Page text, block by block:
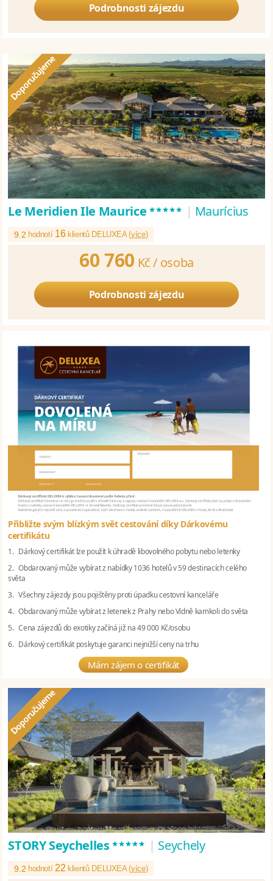
Podrobnosti zájezdu
Le Meridien Ile Maurice***** | Maurícius
9.2 hodnotí 16klientů DELUXEA (více)
60 760 Kč / osoba
Podrobnosti zájezdu
Přibližte svým blízkým svět cestování díky Dárkovému
certifikátu
1. Dárkový certifikát lze použít k úhradě libovolného pobytu nebo letenky
2. Obdarovaný může vybírat z nabídky 1036 hotelů v 59 destinacích celého
světa
3. Všechny zájezdy jsou pojištěny proti úpadku cestovní kanceláře
4. Obdarovaný může vybírat z letenek z Prahy nebo Vídně kamkoli do světa
5. Cena zájezdů do exotiky začíná již na 49 000 Kč/osobu
6. Dárkový certifikát poskytuje garanci nejnižší ceny na trhu
Mám zájem o certifikát
STORY Seychelles***** | Seychely
9.2 hodnotí22 klientů DELUXEA (více)